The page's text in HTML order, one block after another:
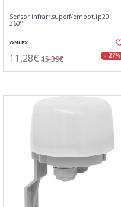
Sensor infrarr.superf/empot.ip20
360º
ONLEX
11,28€ 15,39€ - 27%